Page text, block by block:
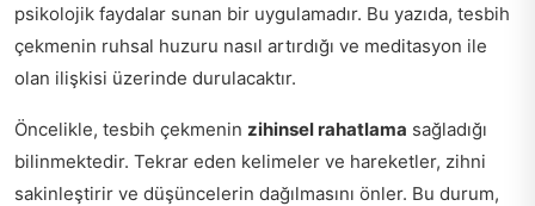
psikolojik faydalar sunan bir uygulamadır. Bu yazıda, tesbih
çekmenin ruhsal huzuru nasıl artırdığı ve meditasyon ile
olan ilişkisi üzerinde durulacaktır.
Öncelikle, tesbih çekmenin zihinsel rahatlama sağladığı
bilinmektedir. Tekrar eden kelimeler ve hareketler, zihni
sakinleştirir ve düşüncelerin dağılmasını önler. Bu durum,